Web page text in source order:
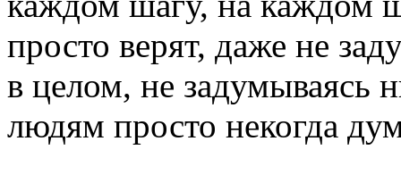
просто верят, даже не
в целом, не задумываясь
людям просто некогда